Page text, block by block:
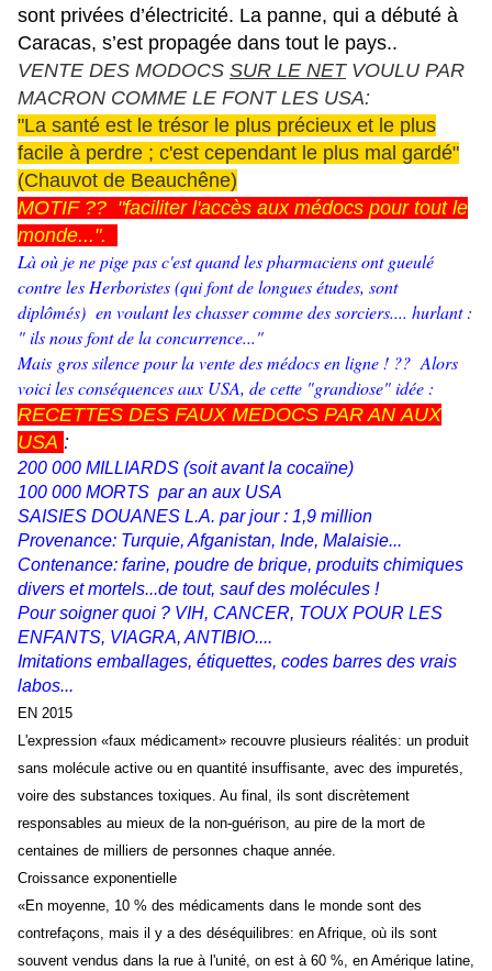
sont privées d’électricité. La panne, qui a débuté à
Caracas, s’est propagée dans tout le pays..
VENTE DES MODOCS SUR LE NETVOULU PAR
MACRON COMME LE FONT LES USA:
"La santé est le trésor le plus précieux et le plus
facile à perdre ; c'est cependant le plus mal gardé"
(Chauvot de Beauchêne)
MOTIF ?? "faciliter l'accès aux médocs pour tout le
monde...".
Là où je ne pige pas c'est quand les pharmaciens ont gueulé
contre les Herboristes (qui font de longues études, sont
diplômés) en voulant les chasser comme des sorciers.... hurlant :
" ils nous font de la concurrence..."
Mais gros silence pour la vente des médocs en ligne ! ?? Alors
voici les conséquences aux USA, de cette "grandiose" idée :
RECETTES DES FAUX MEDOCS PAR AN AUX
USA :
200 000 MILLIARDS (soit avant la cocaïne)
100 000 MORTS par an aux USA
SAISIES DOUANES L.A. par jour : 1,9 million
Provenance: Turquie, Afganistan, Inde, Malaisie...
Contenance: farine, poudre de brique, produits chimiques
divers et mortels...de tout, sauf des molécules !
Pour soigner quoi ? VIH, CANCER, TOUX POUR LES
ENFANTS, VIAGRA, ANTIBIO....
Imitations emballages, étiquettes, codes barres des vrais
labos...
EN 2015
L'expression «faux médicament» recouvre plusieurs réalités: un produit
sans molécule active ou en quantité insuffisante, avec des impuretés,
voire des substances toxiques. Au final, ils sont discrètement
responsables au mieux de la non-guérison, au pire de la mort de
centaines de milliers de personnes chaque année.
Croissance exponentielle
«En moyenne, 10 % des médicaments dans le monde sont des
contrefaçons, mais il y a des déséquilibres: en Afrique, où ils sont
souvent vendus dans la rue à l'unité, on est à 60 %, en Amérique latine,